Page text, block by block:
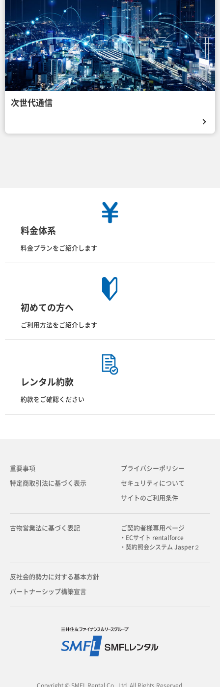
次世代通信
料金体系
料金プランをご紹介します
初めての方へ
ご利用方法をご紹介します
レンタル約款
約款をご確認ください
重要事項
特定商取引法に基づく表示
プライバシーポリシー
セキュリティについて
サイトのご利用条件
古物営業法に基づく表記 ご契約者様専用ページ
・ECサイト rentalforce
・契約照会システム Jasper２
反社会的勢力に対する基本方針
パートナーシップ構築宣言
Copyright © SMFL Rental Co., Ltd. All Rights Reserved.